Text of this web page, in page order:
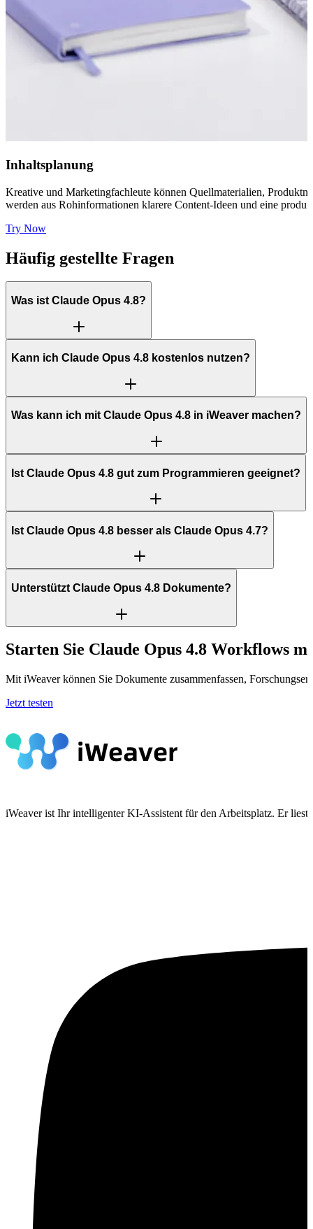
Inhaltsplanung
Kreative und Marketingfachleute können Quellmaterialien,
werden aus Rohinformationen klarere Content-Ideen und eine
Try Now
Häufig gestellte Fragen
Was ist Claude Opus 4.8?
Kann ich Claude Opus 4.8 kostenlos nutzen?
Was kann ich mit Claude Opus 4.8 in iWeaver machen?
Ist Claude Opus 4.8 gut zum Programmieren geeignet?
Ist Claude Opus 4.8 besser als Claude Opus 4.7?
Unterstützt Claude Opus 4.8 Dokumente?
Starten Sie Claude Opus 4.8 Workflows
Mit iWeaver können Sie Dokumente zusammenfassen,
Jetzt testen
iWeaver ist Ihr intelligenter KI-Assistent für den Arbeitsplatz. Er